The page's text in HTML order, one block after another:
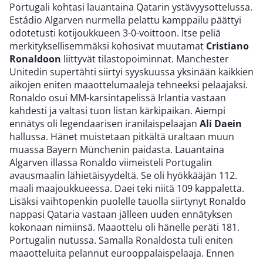
Portugali kohtasi lauantaina Qatarin ystävyysottelussa.
Estádio Algarven nurmella pelattu kamppailu päättyi
odotetusti kotijoukkueen 3-0-voittoon. Itse peliä
merkityksellisemmäksi kohosivat muutamat Cristiano
Ronaldoon liittyvät tilastopoiminnat. Manchester
Unitedin supertähti siirtyi syyskuussa yksinään kaikkien
aikojen eniten maaottelumaaleja tehneeksi pelaajaksi.
Ronaldo osui MM-karsintapelissä Irlantia vastaan
kahdesti ja valtasi tuon listan kärkipaikan. Aiempi
ennätys oli legendaarisen iranilaispelaajan Ali Daein
hallussa. Hänet muistetaan pitkältä uraltaan muun
muassa Bayern Münchenin paidasta. Lauantaina
Algarven illassa Ronaldo viimeisteli Portugalin
avausmaalin lähietäisyydeltä. Se oli hyökkääjän 112.
maali maajoukkueessa. Daei teki niitä 109 kappaletta.
Lisäksi vaihtopenkin puolelle tauolla siirtynyt Ronaldo
nappasi Qataria vastaan jälleen uuden ennätyksen
kokonaan nimiinsä. Maaottelu oli hänelle peräti 181.
Portugalin nutussa. Samalla Ronaldosta tuli eniten
maaotteluita pelannut eurooppalaispelaaja. Ennen